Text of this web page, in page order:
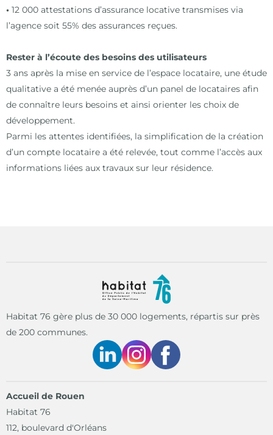
• 12 000 attestations d’assurance locative transmises via
l’agence soit 55% des assurances reçues.
Rester à l’écoute des besoins des utilisateurs
3ans après la mise en service de l’espace locataire, une étude
qualitative a été menée auprès d’un panel de locataires afin
de connaître leurs besoins et ainsi orienter les choix de
développement.
Parmi les attentes identifiées, la simplification de la création
d’un compte locataire a été relevée, tout comme l’accès aux
informations liées aux travaux sur leur résidence.
Habitat 76 gère plus de 30 000 logements, répartis sur près
de 200 communes.
LinkedinInstagram
Accueil de Rouen
Habitat 76
112, boulevard d'Orléans